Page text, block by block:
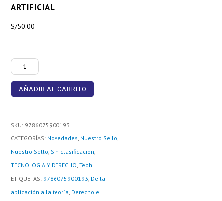
ARTIFICIAL
S/50.00
Derecho
e
inteligencia
AÑADIR AL CARRITO
SKU: 9786075900193
CATEGORÍAS: Novedades, Nuestro Sello,
Nuestro Sello, Sin clasificación,
TECNOLOGIA Y DERECHO,Tedh
ETIQUETAS: 9786075900193, De la
aplicación a la teoría, Derecho e